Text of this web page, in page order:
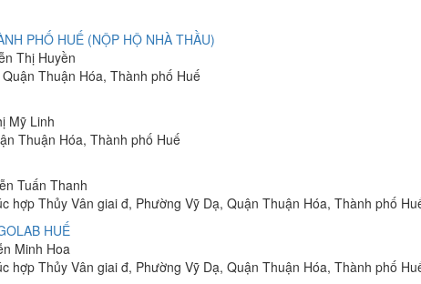
PHỐ HUẾ (NỘP HỘ NHÀ THẦU)
Thị Huyền
Thuận Hóa, Thành phố Huế
Mỹ Linh
Thuận Hóa, Thành phố Huế
Tuấn Thanh
hợp Thủy Vân giai đ, Phường Vỹ Dạ, Quận Thuận Hóa, Thành phố
HUẾ
Minh Hoa
hợp Thủy Vân giai đ, Phường Vỹ Dạ, Quận Thuận Hóa, Thành phố